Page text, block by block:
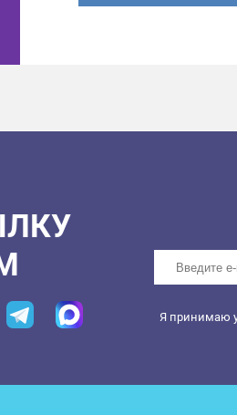
Я принимаю